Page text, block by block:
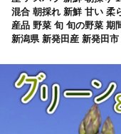
混合 朝採れ 新鮮 甘い 柔
産品 野菜 旬 旬の野菜 期
新潟県 新発田産 新発田